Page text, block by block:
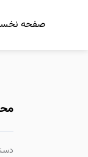
صفحه